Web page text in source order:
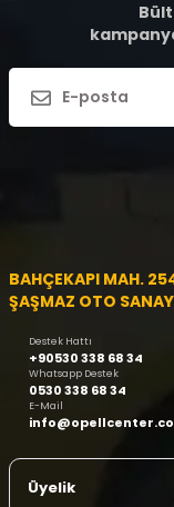
BAHÇEKAPI MAH.
ŞAŞMAZ OTO
Destek Hattı
+90530 338 68 34
Whatsapp Destek
0530 338 68 34
E-Mail
Üyelik